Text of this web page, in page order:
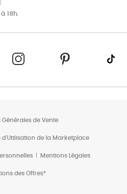
18h.
de Vente
d'Utilisation de la Marketplace
Mentions Légales
des Offres*